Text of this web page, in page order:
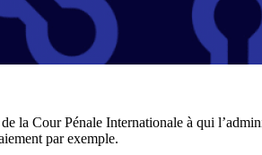
la Cour Pénale Internationale à qui
par exemple.